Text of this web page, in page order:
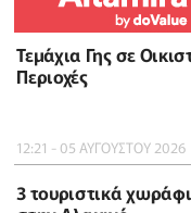
Τεμάχια Γης σε
Περιοχές
12:21 - 05 ΑΥΓΟΥΣΤΟΥ 2026
3 τουριστικά